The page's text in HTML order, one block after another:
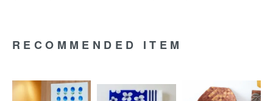
RECOMMENDED ITEM